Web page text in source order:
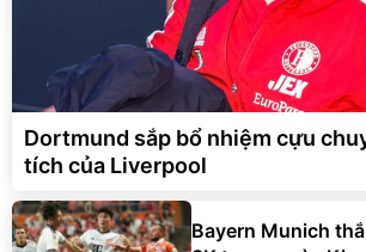
Dortmund sắp bổ nhiệm cựu
tích của Liverpool
Bayern Munich